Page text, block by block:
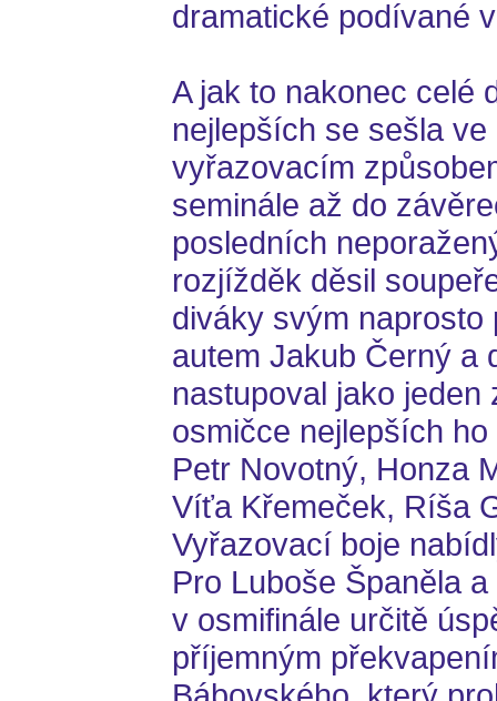
dramatické podívané
A jak to nakonec celé
nejlepších se sešla
vyřazovacím
seminále až do
posledních
rozjížděk děsil
diváky svým
autem Jakub Černý a
nastupoval jako
osmičce nejlepších
Petr Novotný, Honza
Víťa Křemeček, Ríša
Vyřazovací boje
Pro Luboše Španěla
v osmifinále určitě
příjemným